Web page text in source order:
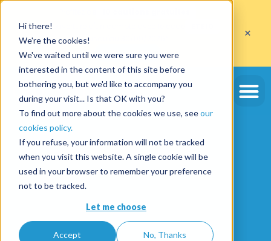
Hi there!
We're the cookies!
We've waited until we were sure you were
interested in the content of this site before
bothering you, but we'd like to accompany you
during your visit... Is that OK with you?
To find out more about the cookies we use, seeour
cookies policy.
If you refuse, your information will not be tracked
when you visit this website. A single cookie will be
used in your browser to remember your preference
not to be tracked.
Let me choose
Accept No, Thanks
sur l'ouverture d'un compte avec le code
jusqu'au 30/09/2026*
J'en profite
×